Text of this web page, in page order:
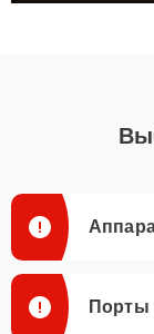
Порты